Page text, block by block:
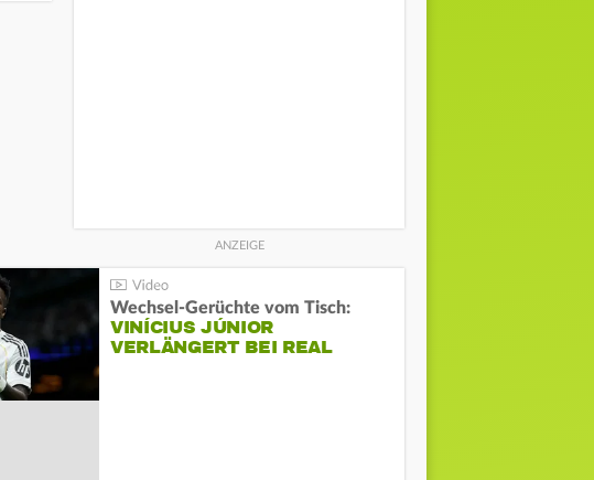
Wechsel-Gerüchte vom Tisch:
VINÍCIUS JÚNIOR
VERLÄNGERT BEI REAL